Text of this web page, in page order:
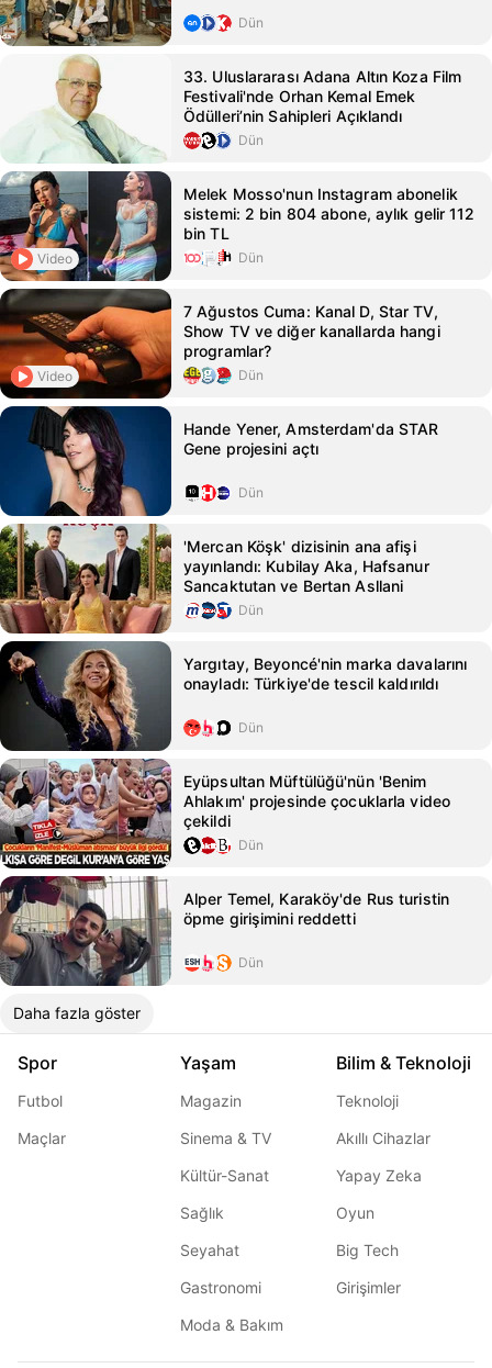
Dün
33. Uluslararası Adana Altın Koza Film
Festivali'nde Orhan Kemal Emek
Ödülleri’nin Sahipleri Açıklandı
Dün
Video
Melek Mosso'nun Instagram abonelik
sistemi: 2 bin 804 abone, aylık gelir 112
bin TL
Dün
Video
7 Ağustos Cuma: Kanal D, Star TV,
Show TV ve diğer kanallarda hangi
programlar?
Dün
Hande Yener, Amsterdam'da STAR
Gene projesini açtı
Dün
'Mercan Köşk' dizisinin ana afişi
yayınlandı: Kubilay Aka, Hafsanur
Sancaktutan ve Bertan Asllani
Dün
Yargıtay, Beyoncé'nin marka davalarını
onayladı: Türkiye'de tescil kaldırıldı
Dün
Eyüpsultan Müftülüğü'nün 'Benim
Ahlakım' projesinde çocuklarla video
çekildi
Dün
Alper Temel, Karaköy'de Rus turistin
öpme girişimini reddetti
Dün
Daha fazla göster
Spor
Futbol
Maçlar
Yaşam
Magazin
Sinema & TV
Kültür-Sanat
Sağlık
Seyahat
Gastronomi
Moda & Bakım
Bilim & Teknoloji
Teknoloji
Akıllı Cihazlar
Yapay Zeka
Oyun
Big Tech
Girişimler